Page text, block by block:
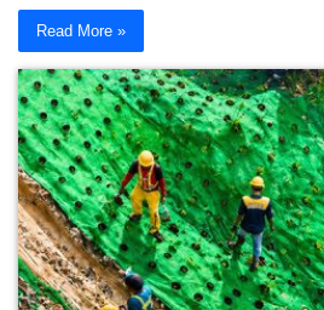
Read More »